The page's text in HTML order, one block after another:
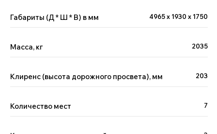
Габариты (Д * Ш * В) в мм 4965 х 1930 х 1750
Масса, кг 2035
Клиренс (высота дорожного просвета), мм 203
Количество мест 7